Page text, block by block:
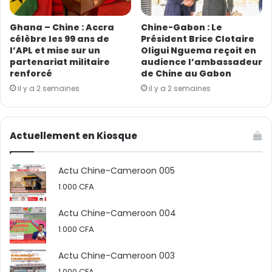
Ghana – Chine : Accra
célèbre les 99 ans de
l’APL et mise sur un
partenariat militaire
renforcé
il y a 2 semaines
Chine-Gabon : Le
Président Brice Clotaire
Oligui Nguema reçoit en
audience l’ambassadeur
de Chine au Gabon
il y a 2 semaines
Actuellement en Kiosque
Actu Chine-Cameroon 005
1.000 CFA
Actu Chine-Cameroon 004
1.000 CFA
Actu Chine-Cameroon 003